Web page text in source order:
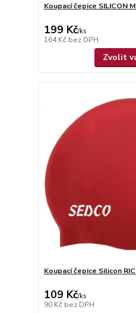
Koupací čepice SILICON
199 Kč/ks
164 Kč bez DPH
Zvolit
Koupací čepice Silicon
109 Kč/ks
90 Kč bez DPH